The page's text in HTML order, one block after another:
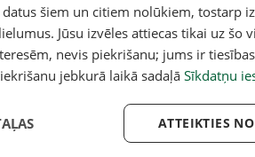
tev atlasītu noderīgu, praktisku un aktuālu
šiem un citiem nolūkiem, tostarp
Jūsu izvēles attiecas tikai uz šo
nevis piekrišanu; jums ir
jebkurā laikā sadaļāSīkdatņu
ATTEIKTIES